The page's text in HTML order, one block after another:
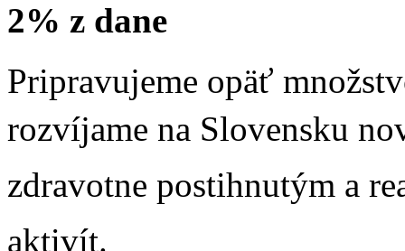
2% z dane
Pripravujeme opäť
rozvíjame na Slovensku
zdravotne postihnutým a
aktivít.